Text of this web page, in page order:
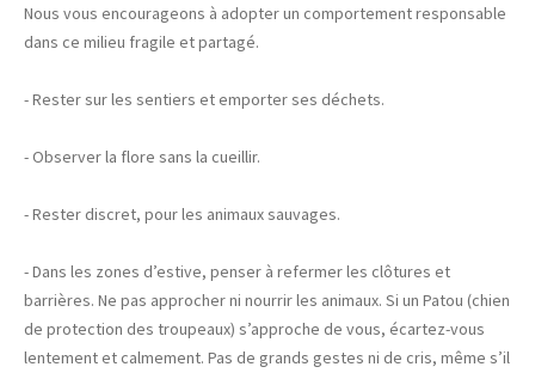
Nous vous encourageons à adopter un comportement responsable
dans ce milieu fragile et partagé.
- Rester sur les sentiers et emporter ses déchets.
- Observer la flore sans la cueillir.
- Rester discret, pour les animaux sauvages.
- Dans les zones d’estive, penser à refermer les clôtures et
barrières. Ne pas approcher ni nourrir les animaux. Si un Patou (chien
de protection des troupeaux) s’approche de vous, écartez-vous
lentement et calmement. Pas de grands gestes ni de cris, même s’il